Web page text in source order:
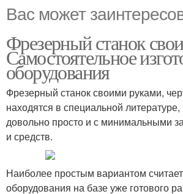
Вас может
Фрезерный станок
Самостоятельное
оборудования
Фрезерный станок своими руками,
находятся в специальной
довольно просто и с минимальными
и средств.
Наиболее простым вариантом
оборудования на базе уже готового